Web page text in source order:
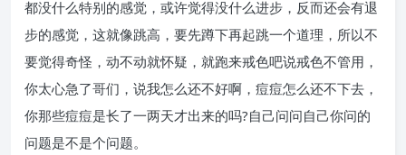
都没什么特别的感觉，或许觉得没什么进步，反而还会有退
步的感觉，这就像跳高，要先蹲下再起跳一个道理，所以不
要觉得奇怪，动不动就怀疑，就跑来戒色吧说戒色不管用，
你太心急了哥们，说我怎么还不好啊，痘痘怎么还不下去，
你那些痘痘是长了一两天才出来的吗?自己问问自己你问的
问题是不是个问题。